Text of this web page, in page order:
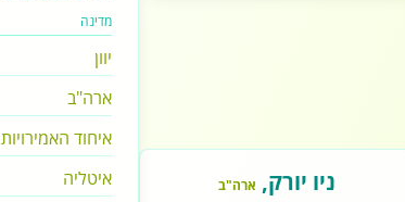
ניו יורק, ארה"ב
מדינה
יוון
ארה"ב
איחוד האמירויות
איטליה